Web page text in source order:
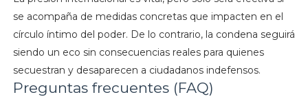
se acompaña de medidas concretas que impacten en el
círculo íntimo del poder. De lo contrario, la condena seguirá
siendo un eco sin consecuencias reales para quienes
secuestran y desaparecen a ciudadanos indefensos.
Preguntas frecuentes (FAQ)